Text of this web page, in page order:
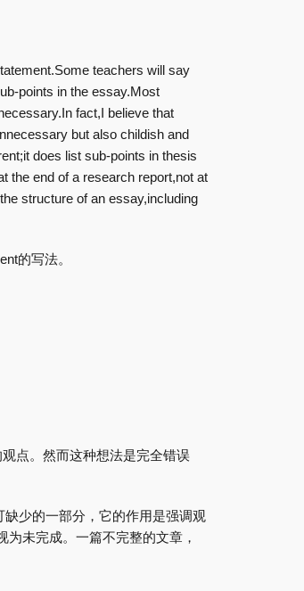
teachers will say
points in the essay.Most
fact,I believe that
but also childish and
does list sub-points in thesis
the end of a research report,not at
structure of an essay,including
的写法。
点。然而这种想法是完全错误
少的一部分，它的作用是强调观
未完成。一篇不完整的文章，